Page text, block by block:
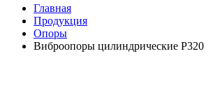
Главная
Продукция
Опоры
Виброопоры цилиндрические P320